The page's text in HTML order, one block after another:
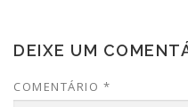
DEIXE UM
COMENTÁRIO *